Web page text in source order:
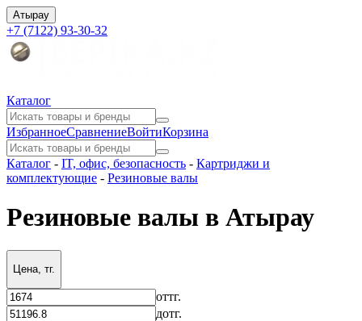
Атырау
+7 (7122) 93-30-32
Каталог
ИзбранноеСравнениеВойтиКорзина
Каталог - IT, офис, безопасность - Картриджи и
комплектующие - Резиновые валы
Резиновые валы в Атырау
Цена, тг.
оттг.
дотг.